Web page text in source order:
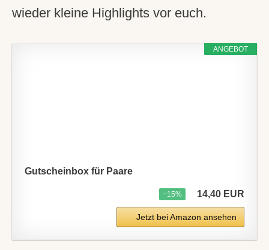
wieder kleine Highlights vor euch.
ANGEBOT
Gutscheinbox für Paare
−15% 14,40 EUR
Jetzt bei Amazon ansehen